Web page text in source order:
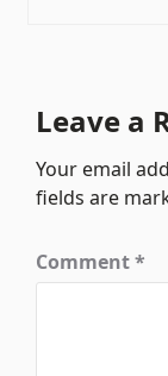
Leave a
Your email
fields are
Comment*